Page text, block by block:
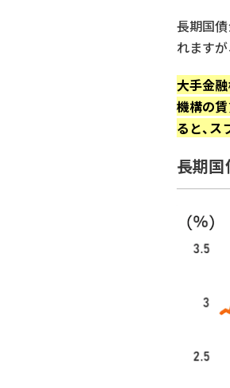
長期国
れます
大手金
機構の
ると、
長期